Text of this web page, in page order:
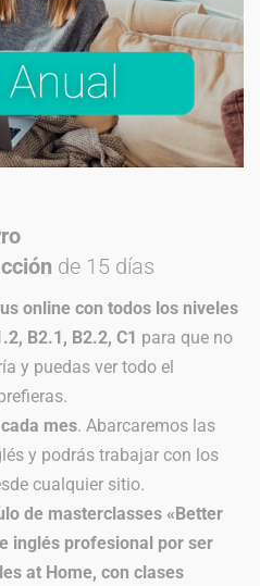
de 15 días
online con todos los niveles
B2.1, B2.2, C1 para que no
y puedas ver todo el
mes. Abarcaremos las
y podrás trabajar con los
cualquier sitio.
de masterclasses «Better
inglés profesional por ser
at Home, con clases